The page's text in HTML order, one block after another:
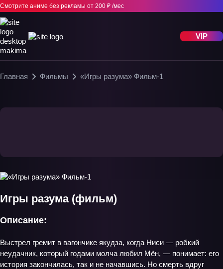
Смотрите аниме без рекламы от 200 ₽ /мес
VIP
Главная Фильмы «Игры разума» Фильм-1
Игры разума (фильм)
Описание:
Выстрел гремит в вагончике якудза, когда Ниси — робкий
неудачник, который годами молча любил Мён, — понимает: его
история закончилась, так и не начавшись. Но смерть вдруг